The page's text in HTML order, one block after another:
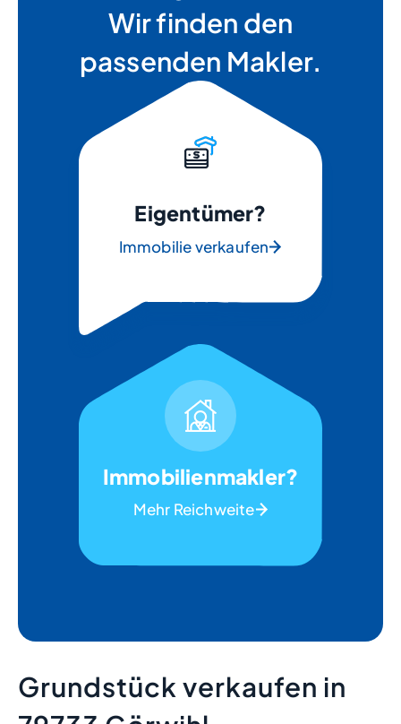
Wir finden den
passenden Makler.
Eigentümer?
Immobilie verkaufen
Immobilienmakler?
Mehr Reichweite
Grundstück verkaufen in